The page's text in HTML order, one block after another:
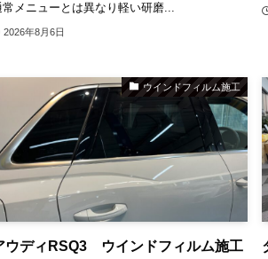
常メニューとは異なり軽い研磨...
2026年8月6日
ウインドフィルム施工
ウディRSQ3 ウインドフィルム施工